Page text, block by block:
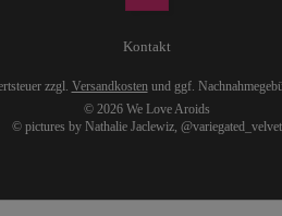
Kontakt
zzgl. Versandkostenund ggf.
© 2026 We Love Aroids
© pictures by Nathalie Jaclewiz, @variegated_velvet